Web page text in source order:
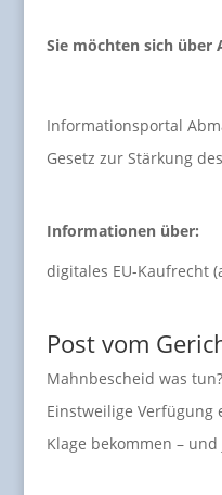
Sie möchten sich über
Informationsportal
Gesetz zur Stärkung
Informationen über:
digitales EU-Kaufrecht
Post vom
Mahnbescheid was tun?
Einstweilige Verfügung
Klage bekommen – und